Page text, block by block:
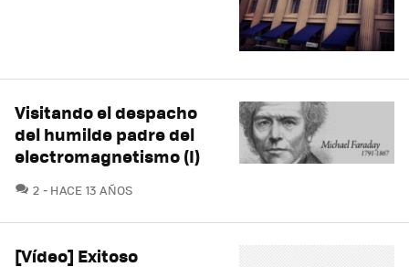
Visitando el despacho
del humilde padre del
electromagnetismo (I)
2 COMENTARIOS
HACE 13 AÑOS
[Vídeo] Exitoso